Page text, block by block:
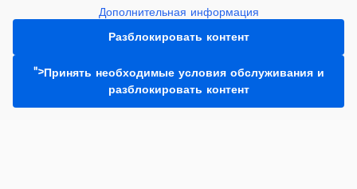
Дополнительная информация
Разблокировать контент
">Принять необходимые условия обслуживания и
разблокировать контент